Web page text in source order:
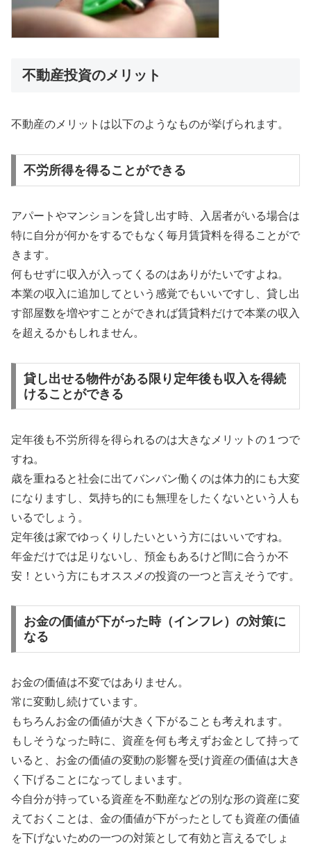
不動産投資のメリット
不動産のメリットは以下のようなものが挙げられます。
不労所得を得ることができる
アパートやマンションを貸し出す時、入居者がいる場合は
特に自分が何かをするでもなく毎月賃貸料を得ることがで
きます。
何もせずに収入が入ってくるのはありがたいですよね。
本業の収入に追加してという感覚でもいいですし、貸し出
す部屋数を増やすことができれば賃貸料だけで本業の収入
を超えるかもしれません。
貸し出せる物件がある限り定年後も収入を得続
けることができる
定年後も不労所得を得られるのは大きなメリットの１つで
すね。
歳を重ねると社会に出てバンバン働くのは体力的にも大変
になりますし、気持ち的にも無理をしたくないという人も
いるでしょう。
定年後は家でゆっくりしたいという方にはいいですね。
年金だけでは足りないし、預金もあるけど間に合うか不
安！という方にもオススメの投資の一つと言えそうです。
お金の価値が下がった時（インフレ）の対策に
なる
お金の価値は不変ではありません。
常に変動し続けています。
もちろんお金の価値が大きく下がることも考えれます。
もしそうなった時に、資産を何も考えずお金として持って
いると、お金の価値の変動の影響を受け資産の価値は大き
く下げることになってしまいます。
今自分が持っている資産を不動産などの別な形の資産に変
えておくことは、金の価値が下がったとしても資産の価値
を下げないための一つの対策として有効と言えるでしょ